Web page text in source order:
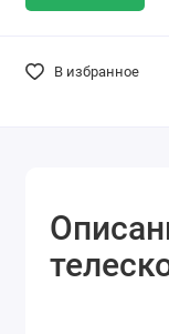
В избранное